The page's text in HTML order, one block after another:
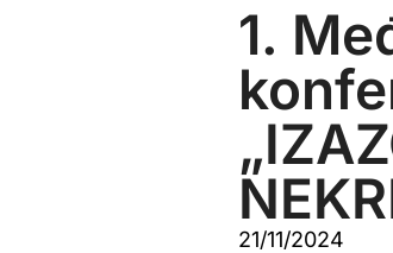
1.
21/11/2024